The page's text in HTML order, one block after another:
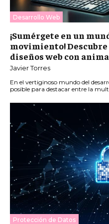
Desarrollo Web
¡Sumérgete en un
movimiento! Descubre
diseños web con
Javier Torres
En el vertiginoso mundo del
posible para destacar entre la
Protección de Datos